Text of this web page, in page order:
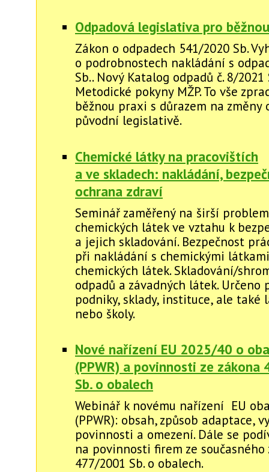
Odpadová legislativa pro
Zákon o odpadech 541/2020 Sb.
o podrobnostech nakládání s
Sb.. Nový Katalog odpadů č. 8/2021
Metodické pokyny MŽP. To vše
běžnou praxi s důrazem na změny
původní legislativě.
Chemické látky na pracovištích
a ve skladech: nakládání,
ochrana zdraví
Seminář zaměřený na širší
chemických látek ve vztahu k
a jejich skladování. Bezpečnost
při nakládání s chemickými
chemických látek. Skladování/
odpadů a závadných látek. Určeno
podniky, sklady, instituce, ale také
nebo školy.
Nové nařízení EU 2025/40 o
(PPWR) a povinnosti ze zákona
Sb. o obalech
Webinář k novému nařízení EU
(PPWR): obsah, způsob adaptace,
povinnosti a omezení. Dále se
na povinnosti firem ze současného
477/2001 Sb. o obalech.